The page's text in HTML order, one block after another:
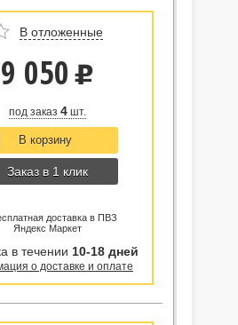
В отложенные
9 050 u
под заказ 4шт.
Заказ в 1 клик
доставка в ПВЗ
Яндекс Маркет
в течении 10-18 дней
о доставке и оплате